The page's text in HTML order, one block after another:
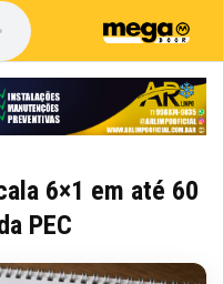
6×1 em até 60
PEC